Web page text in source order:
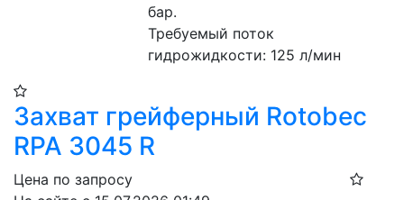
бар.
Требуемый поток
гидрожидкости: 125 л/мин
Захват грейферный Rotobec
RPA 3045 R
Цена по запросу